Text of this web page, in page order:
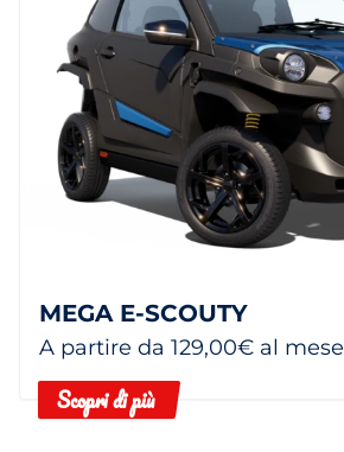
MEGA E-SCOUTY
A partire da 129,00€ al mese
Scopri di più